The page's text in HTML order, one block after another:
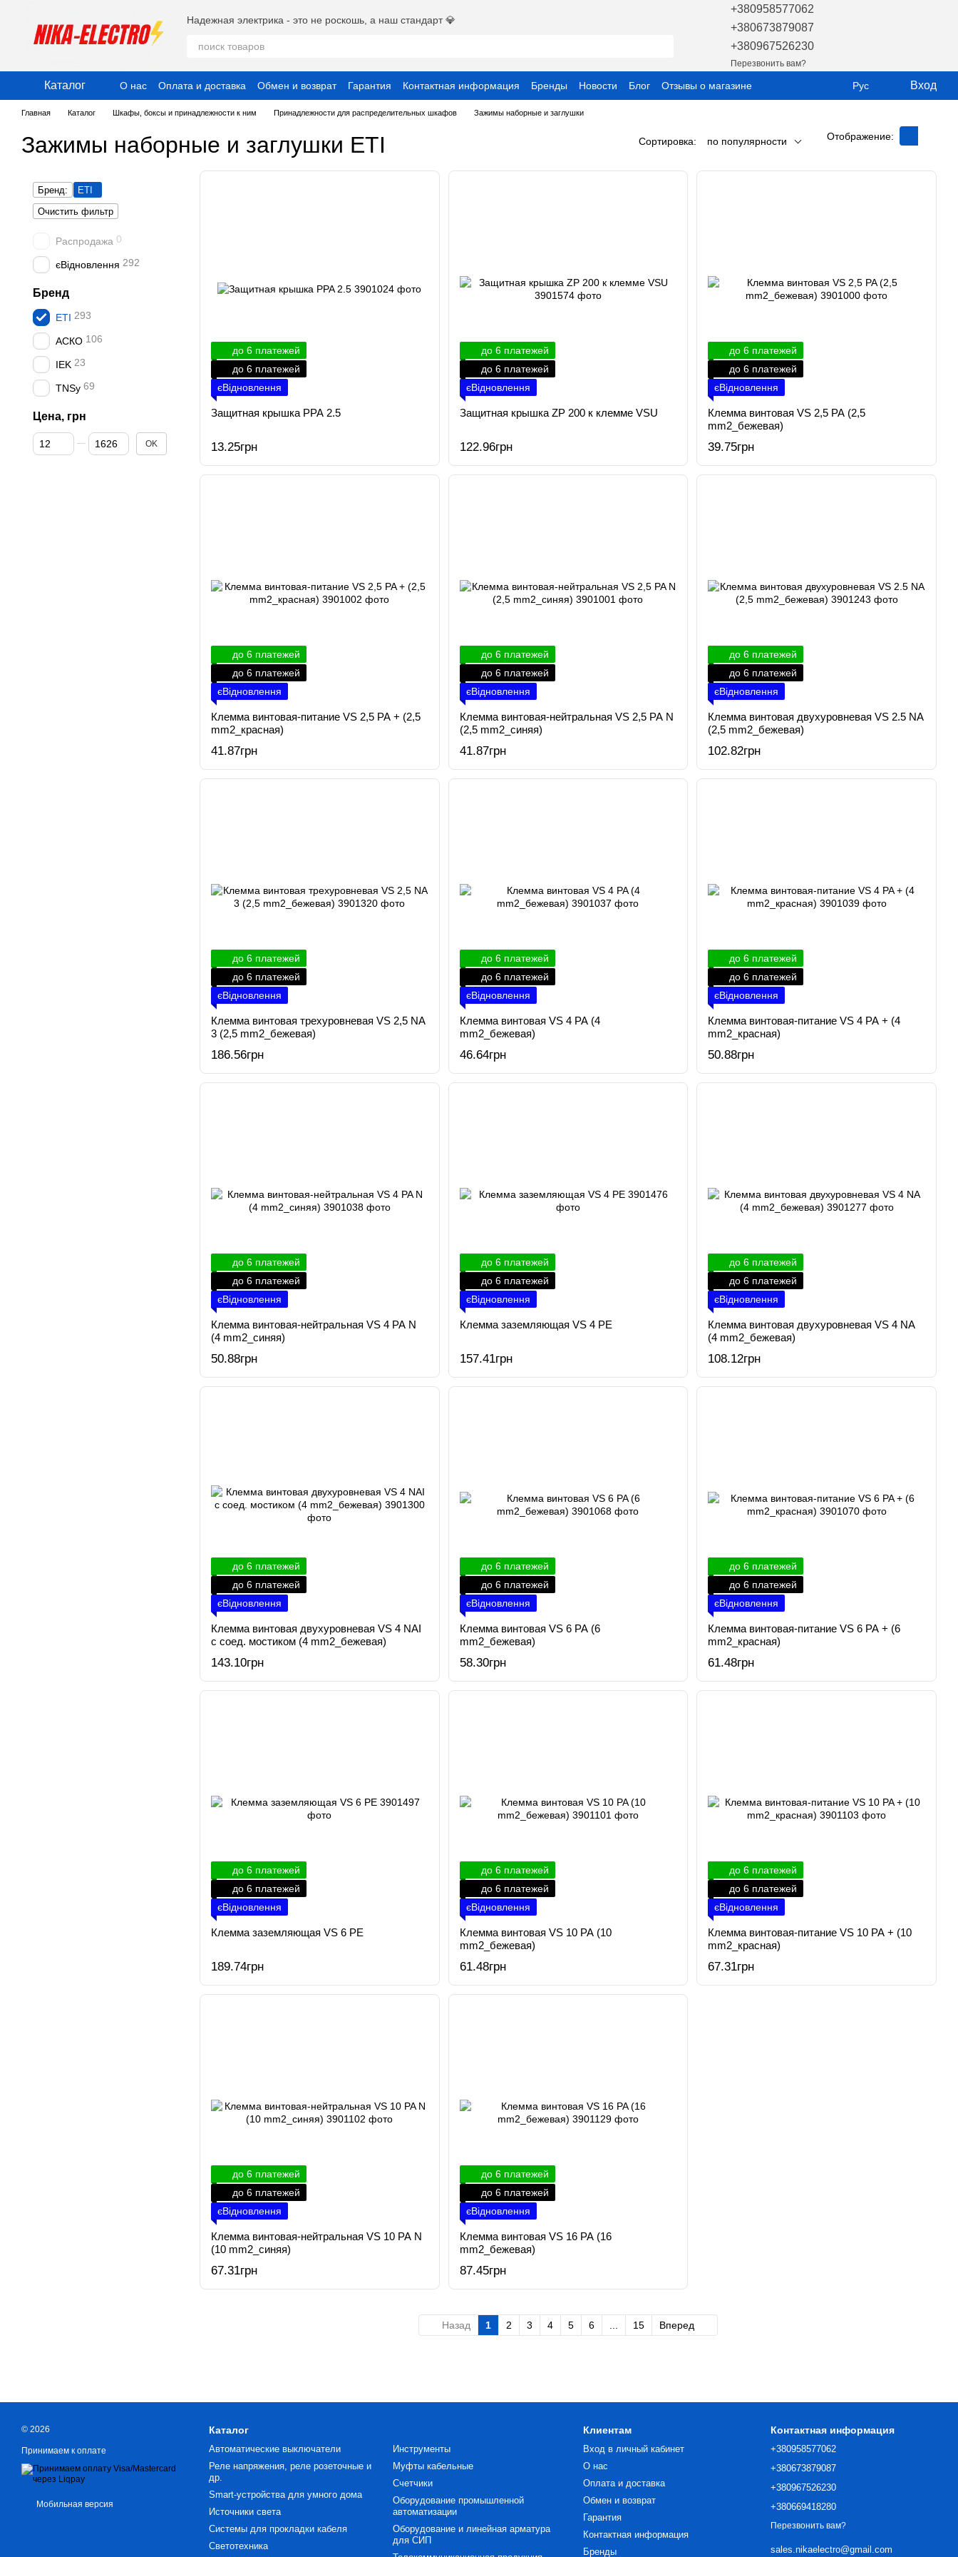
Надежная электрика - это не роскошь, а наш стандарт 💎
+380958577062
+380673879087
+380967526230
Перезвонить вам?
Каталог О нас Оплата и доставка Обмен и возврат Гарантия Контактная информация Бренды Новости Блог
Отзывы о магазине
Публичный договор (Оферта)
Пользовательское соглашение
Рус Вход
Главная Каталог Шкафы, боксы и принадлежности к ним Принадлежности для распределительных шкафов Зажимы наборные и заглушки
Зажимы наборные и заглушки ETI Сортировка: по популярности Отображение:
до 6 платежей
до 6 платежей
єВідновлення
Защитная крышка PPA 2.5
13.25грн
до 6 платежей
до 6 платежей
єВідновлення
Защитная крышка ZP 200 к клемме VSU
122.96грн
до 6 платежей
до 6 платежей
єВідновлення
Клемма винтовая VS 2,5 PA (2,5
mm2_бежевая)
39.75грн
до 6 платежей
до 6 платежей
єВідновлення
Клемма винтовая-питание VS 2,5 PA + (2,5
mm2_красная)
41.87грн
до 6 платежей
до 6 платежей
єВідновлення
Клемма винтовая-нейтральная VS 2,5 PA N
(2,5 mm2_синяя)
41.87грн
до 6 платежей
до 6 платежей
єВідновлення
Клемма винтовая двухуровневая VS 2.5 NA
(2,5 mm2_бежевая)
102.82грн
до 6 платежей
до 6 платежей
єВідновлення
Клемма винтовая трехуровневая VS 2,5 NA
3 (2,5 mm2_бежевая)
186.56грн
до 6 платежей
до 6 платежей
єВідновлення
Клемма винтовая VS 4 PA (4
mm2_бежевая)
46.64грн
до 6 платежей
до 6 платежей
єВідновлення
Клемма винтовая-питание VS 4 PA + (4
mm2_красная)
50.88грн
до 6 платежей
до 6 платежей
єВідновлення
Клемма винтовая-нейтральная VS 4 PA N
(4 mm2_синяя)
50.88грн
до 6 платежей
до 6 платежей
єВідновлення
Клемма заземляющая VS 4 PE
157.41грн
до 6 платежей
до 6 платежей
єВідновлення
Клемма винтовая двухуровневая VS 4 NA
(4 mm2_бежевая)
108.12грн
до 6 платежей
до 6 платежей
єВідновлення
Клемма винтовая двухуровневая VS 4 NAI
с соед. мостиком (4 mm2_бежевая)
143.10грн
до 6 платежей
до 6 платежей
єВідновлення
Клемма винтовая VS 6 PA (6
mm2_бежевая)
58.30грн
до 6 платежей
до 6 платежей
єВідновлення
Клемма винтовая-питание VS 6 PA + (6
mm2_красная)
61.48грн
до 6 платежей
до 6 платежей
єВідновлення
Клемма заземляющая VS 6 PE
189.74грн
до 6 платежей
до 6 платежей
єВідновлення
Клемма винтовая VS 10 PA (10
mm2_бежевая)
61.48грн
до 6 платежей
до 6 платежей
єВідновлення
Клемма винтовая-питание VS 10 PA + (10
mm2_красная)
67.31грн
до 6 платежей
до 6 платежей
єВідновлення
Клемма винтовая-нейтральная VS 10 PA N
(10 mm2_синяя)
67.31грн
до 6 платежей
до 6 платежей
єВідновлення
Клемма винтовая VS 16 PA (16
mm2_бежевая)
87.45грн
Назад 1 2 3 4 5 6 15 Вперед
Бренд:
ETI
Очистить фильтр
Распродажа 0
єВідновлення 292
Бренд
ETI 293
АСКО 106
IEK 23
TNSy 69
Цена, грн
От Цена, грн
До Цена, грн OK
© 2026
Принимаем к оплате
Мобильная версия
Каталог
Автоматические выключатели
Реле напряжения, реле розеточные и
др.
Smart-устройства для умного дома
Источники света
Системы для прокладки кабеля
Светотехника
Инструменты
Муфты кабельные
Счетчики
Оборудование промышленной
автоматизации
Оборудование и линейная арматура
для СИП
Клиентам
Вход в личный кабинет
О нас
Оплата и доставка
Обмен и возврат
Гарантия
Контактная информация
Бренды
Контактная информация
+380958577062
+380673879087
+380967526230
+380669418280
Перезвонить вам?
sales.nikaelectro@gmail.com